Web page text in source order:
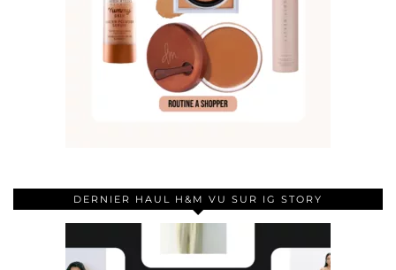
DERNIER HAUL H&M VU SUR IG STORY